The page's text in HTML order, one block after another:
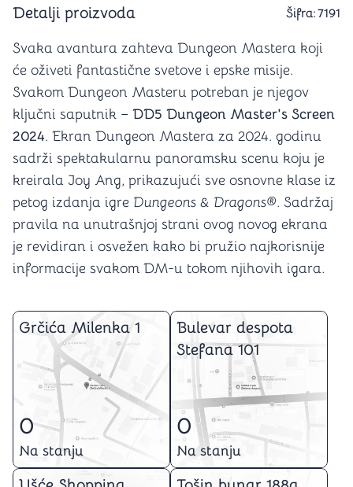
Detalji proizvoda Šifra:7191
Svaka avantura zahteva Dungeon Mastera koji
će oživeti fantastične svetove i epske misije.
Svakom Dungeon Masteru potreban je njegov
ključni saputnik – DD5 Dungeon Master's Screen
2024. Ekran Dungeon Mastera za 2024. godinu
sadrži spektakularnu panoramsku scenu koju je
kreirala Joy Ang, prikazujući sve osnovne klase iz
petog izdanja igre Dungeons & Dragons®. Sadržaj
pravila na unutrašnjoj strani ovog novog ekrana
je revidiran i osvežen kako bi pružio najkorisnije
informacije svakom DM-u tokom njihovih igara.
Grčića Milenka 1
0
Na stanju
Bulevar despota
Stefana 101
0
Na stanju